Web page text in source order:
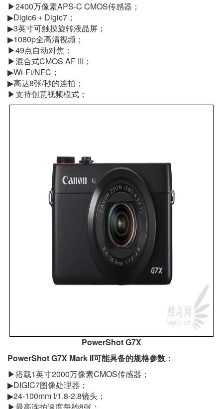
▶2400万像素APS-C CMOS传感器；
▶Digic6＋Digic7；
▶3英寸可触摸旋转液晶屏；
▶1080p全高清视频；
▶49点自动对焦；
▶混合式CMOS AF III；
▶Wi-Fi/NFC；
▶高达8张/秒的连拍；
▶支持创意视频模式；
PowerShot G7X
PowerShot G7X Mark II可能具备的规格参数：
▶搭载1英寸2000万像素CMOS传感器；
▶DIGIC7图像处理器；
▶24-100mm f/1.8-2.8镜头；